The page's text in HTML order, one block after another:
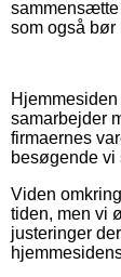
sammensætte
som også bør
samarbejder
firmaernes
besøgende vi
Viden
tiden, men vi
justeringer